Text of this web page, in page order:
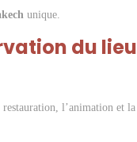
unique.
du lieu
l’animation et la